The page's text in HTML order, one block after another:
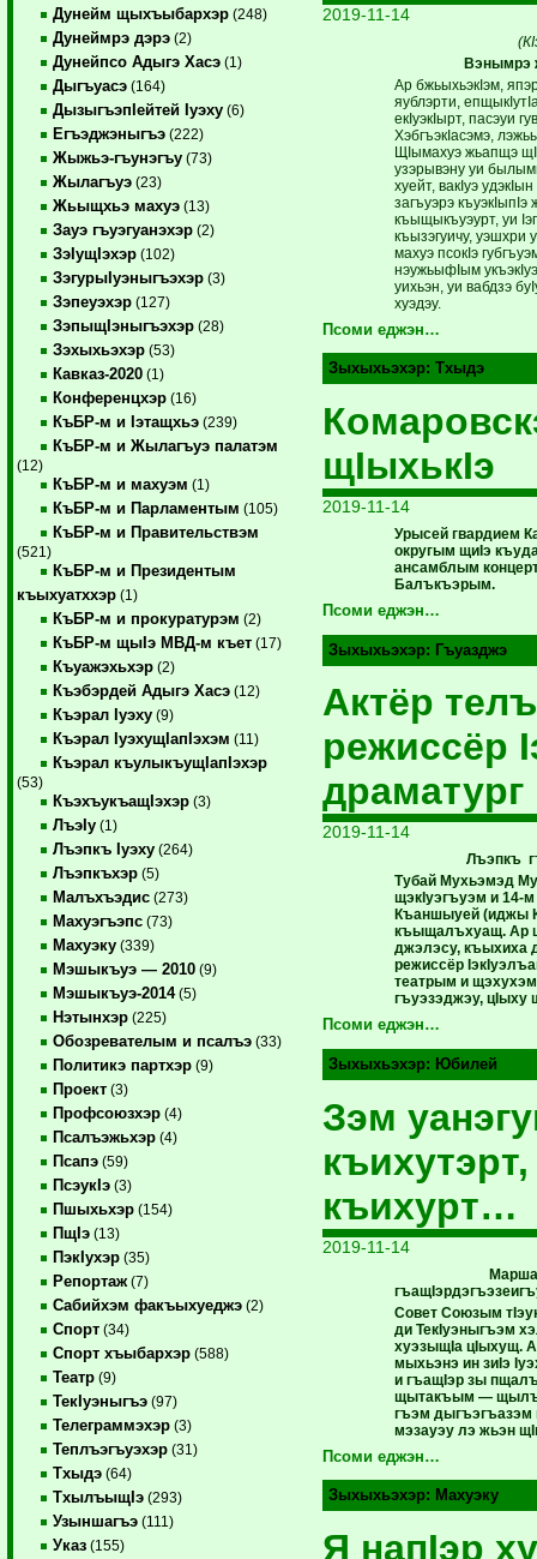
Дунейм щыхъыбархэр (248)
Дунеймрэ дэрэ (2)
Дунейпсо Адыгэ Хасэ (1)
Дыгъуасэ (164)
ДызыгъэпIейтей Iуэху (6)
Егъэджэныгъэ (222)
Жыжьэ-гъунэгъу (73)
Жылагъуэ (23)
Жьыщхьэ махуэ (13)
Зауэ гъуэгуанэхэр (2)
ЗэIущIэхэр (102)
ЗэгурыIуэныгъэхэр (3)
Зэпеуэхэр (127)
ЗэпыщIэныгъэхэр (28)
Зэхыхьэхэр (53)
Кавказ-2020 (1)
Конференцхэр (16)
КъБР-м и Iэтащхьэ (239)
КъБР-м и Жылагъуэ палатэм
(12)
КъБР-м и махуэм (1)
КъБР-м и Парламентым (105)
КъБР-м и Правительствэм
(521)
КъБР-м и Президентым
къыхуатххэр (1)
КъБР-м и прокуратурэм (2)
КъБР-м щыIэ МВД-м къет (17)
Къуажэхьхэр (2)
Къэбэрдей Адыгэ Хасэ (12)
Къэрал Iуэху (9)
Къэрал IуэхущIапIэхэм (11)
Къэрал къулыкъущIапIэхэр
(53)
КъэхъукъащIэхэр (3)
ЛъэIу (1)
Лъэпкъ Iуэху (264)
Лъэпкъхэр (5)
Малъхъэдис (273)
Махуэгъэпс (73)
Махуэку (339)
Мэшыкъуэ — 2010 (9)
Мэшыкъуэ-2014(5)
Нэтынхэр (225)
Обозревателым и псалъэ (33)
Политикэ партхэр (9)
Проект (3)
Профсоюзхэр (4)
Псалъэжьхэр (4)
Псапэ (59)
ПсэукIэ (3)
Пшыхьхэр (154)
ПщIэ (13)
ПэкIухэр (35)
Репортаж (7)
Сабийхэм факъыхуеджэ (2)
Спорт (34)
Спорт хъыбархэр (588)
Театр (9)
ТекIуэныгъэ (97)
Телеграммэхэр (3)
Теплъэгъуэхэр (31)
Тхыдэ (64)
ТхылъыщIэ (293)
Узыншагъэ (111)
Указ (155)
2019-11-14
Ар бжьыхьэкIэм,
яублэрти,
екIуэкIырт, пасэуи
ХэбгъэкIасэмэ,
ЩIымахуэ жьапщэ
узэрывэну уи
хуейт, вакIуэ
загъуэрэ
къыщыкъуэурт, уи
къызэгуичу, уэшхри
махуэ псокIэ
нэужьыфIым
уихьэн, уи вабдзэ
хуэдэу.
Псоми еджэн…
Зыхыхьэхэр: Тхыдэ
щIыхькIэ
2019-11-14
Урысей гвардием
округым щиIэ
ансамблым
Балъкъэрым.
Псоми еджэн…
Зыхыхьэхэр: Гъуазджэ
Актёр
режиссёр
2019-11-14
Лъэпкъ
Тубай Мухьэмэд
щэкIуэгъуэм и 14-
Къаншыуей (иджы
къыщалъхуащ. Ар
джэлэсу, къыхиха
режиссёр
театрым и
гъуэзэджэу, цIыху
Псоми еджэн…
Зыхыхьэхэр: Юбилей
Зэм
къихурт…
2019-11-14
Совет Союзым
ди ТекIуэныгъэм
хуэзыщIа цIыхущ.
мыхьэнэ ин зиIэ
и гъащIэр зы
щытакъым —
гъэм дыгъэгъазэм
мэзауэу лэ жьэн
Псоми еджэн…
Зыхыхьэхэр: Махуэку
Я напIэр